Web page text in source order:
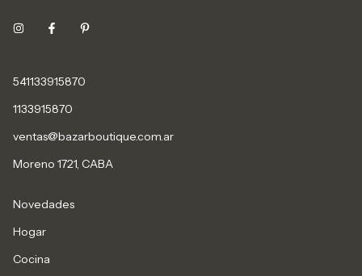
541133915870
1133915870
ventas@bazarboutique.com.ar
Moreno 1721, CABA
Novedades
Hogar
Cocina